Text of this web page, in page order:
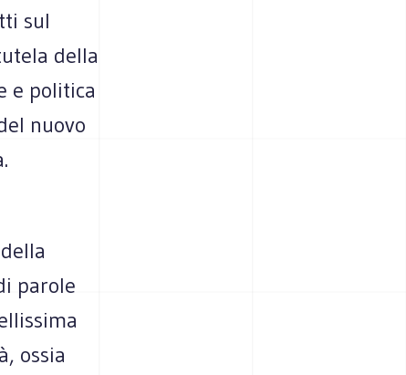
sul
della
e politica
nuovo
parole
ossia